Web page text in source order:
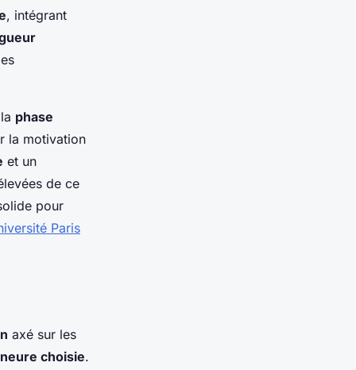
, intégrant
phase
la motivation
et un
de ce
pour
Paris
axé sur les
choisie.